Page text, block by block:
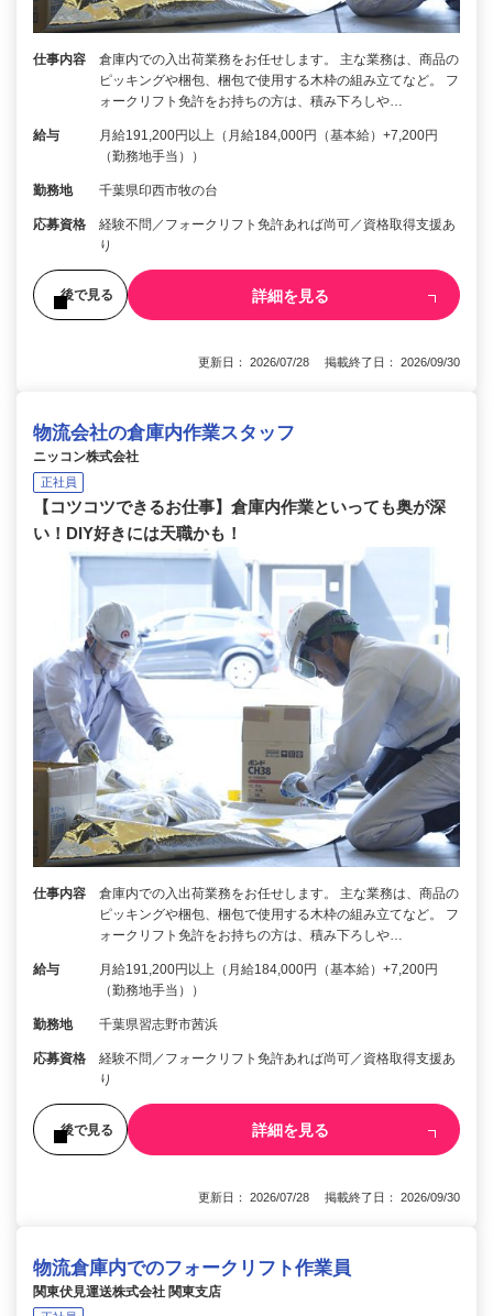
仕事内容
倉庫内での入出荷業務をお任せします。 主な業務は、商品の
ピッキングや梱包、梱包で使用する木枠の組み立てなど。 フ
ォークリフト免許をお持ちの方は、積み下ろしや…
給与
月給191,200円以上（月給184,000円（基本給）+7,200円
（勤務地手当））
勤務地 千葉県印西市牧の台
応募資格
経験不問／フォークリフト免許あれば尚可／資格取得支援あ
り
後で見る 詳細を見る
更新日： 2026/07/28 掲載終了日： 2026/09/30
物流会社の倉庫内作業スタッフ
ニッコン株式会社
正社員
【コツコツできるお仕事】倉庫内作業といっても奥が深
い！DIY好きには天職かも！
仕事内容
倉庫内での入出荷業務をお任せします。 主な業務は、商品の
ピッキングや梱包、梱包で使用する木枠の組み立てなど。 フ
ォークリフト免許をお持ちの方は、積み下ろしや…
給与
月給191,200円以上（月給184,000円（基本給）+7,200円
（勤務地手当））
勤務地 千葉県習志野市茜浜
応募資格
経験不問／フォークリフト免許あれば尚可／資格取得支援あ
り
後で見る 詳細を見る
更新日： 2026/07/28 掲載終了日： 2026/09/30
物流倉庫内でのフォークリフト作業員
関東伏見運送株式会社 関東支店